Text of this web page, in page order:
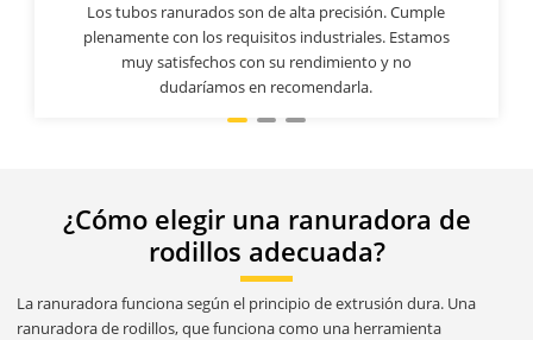
Los tubos ranurados son de alta precisión. Cumple
plenamente con los requisitos industriales. Estamos
muy satisfechos con su rendimiento y no
dudaríamos en recomendarla.
¿Cómo elegir una ranuradora de
rodillos adecuada?
La ranuradora funciona según el principio de extrusión dura. Una
ranuradora de rodillos, que funciona como una herramienta